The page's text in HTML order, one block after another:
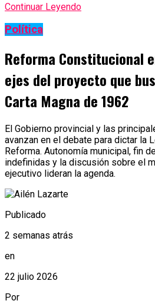
Continuar Leyendo
Política
Reforma Constitucional
ejes del proyecto que
Carta Magna de 1962
El Gobierno provincial y las
avanzan en el debate para dictar la
Reforma. Autonomía municipal, fin
indefinidas y la discusión sobre el
ejecutivo lideran la agenda.
Publicado
2 semanas atrás
en
22 julio 2026
Por